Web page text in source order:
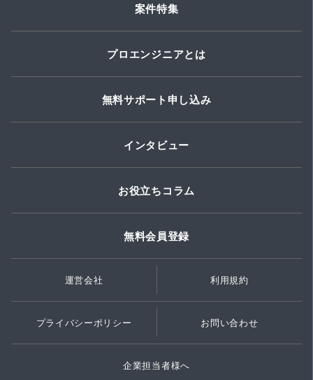
案件特集
プロエンジニアとは
無料サポート申し込み
インタビュー
お役立ちコラム
無料会員登録
運営会社 利用規約
プライバシーポリシー お問い合わせ
企業担当者様へ